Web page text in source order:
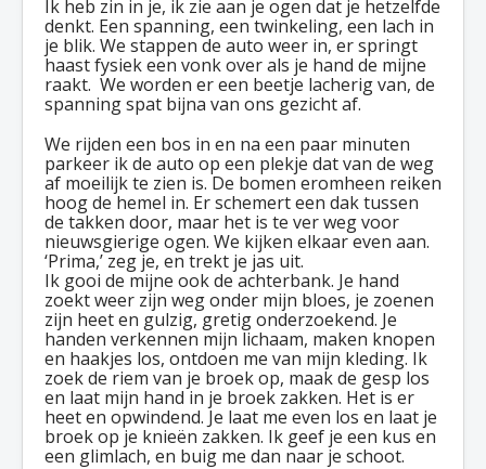
Ik heb zin in je, ik zie aan je ogen dat je hetzelfde
denkt. Een spanning, een twinkeling, een lach in
je blik. We stappen de auto weer in, er springt
haast fysiek een vonk over als je hand de mijne
raakt. We worden er een beetje lacherig van, de
spanning spat bijna van ons gezicht af.
We rijden een bos in en na een paar minuten
parkeer ik de auto op een plekje dat van de weg
af moeilijk te zien is. De bomen eromheen reiken
hoog de hemel in. Er schemert een dak tussen
de takken door, maar het is te ver weg voor
nieuwsgierige ogen. We kijken elkaar even aan.
‘Prima,’ zeg je, en trekt je jas uit.
Ik gooi de mijne ook de achterbank. Je hand
zoekt weer zijn weg onder mijn bloes, je zoenen
zijn heet en gulzig, gretig onderzoekend. Je
handen verkennen mijn lichaam, maken knopen
en haakjes los, ontdoen me van mijn kleding. Ik
zoek de riem van je broek op, maak de gesp los
en laat mijn hand in je broek zakken. Het is er
heet en opwindend. Je laat me even los en laat je
broek op je knieën zakken. Ik geef je een kus en
een glimlach, en buig me dan naar je schoot.